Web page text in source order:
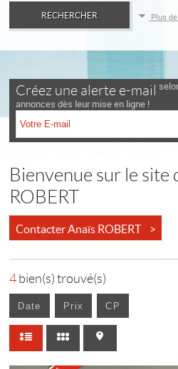
Plus
Créez une alerte e-mail
annonces dès leur mise en ligne !
Bienvenue sur le site
ROBERT
Contacter Anaïs ROBERT >
4 bien(s) trouvé(s)
Date Prix CP